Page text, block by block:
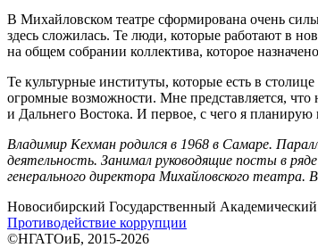
В Михайловском театре сформирована очень
здесь сложилась. Те люди, которые работают в
на общем собрании коллектива, которое
Те культурные институты, которые есть в
огромные возможности. Мне представляется,
и Дальнего Востока. И первое, с чего я планирую
Владимир Кехман родился в 1968 в Самаре.
деятельность. Занимал руководящие посты в
генерального директора Михайловского
Новосибирский Государственный
Противодействие коррупции
©НГАТОиБ, 2015-2026